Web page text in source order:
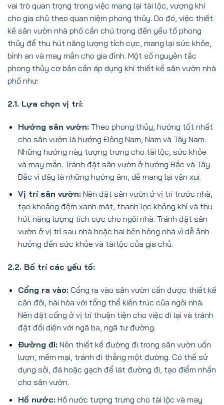
vai trò quan trọng trong việc mang lại tài lộc, vượng khí
cho gia chủ theo quan niệm phong thủy. Do đó, việc thiết
kế sân vườn nhà phố cần chú trọng đến yếu tố phong
thủy để thu hút năng lượng tích cực, mang lại sức khỏe,
bình an và may mắn cho gia đình. Một số nguyên tắc
phong thủy cơ bản cần áp dụng khi thiết kế sân vườn nhà
phố như:
2.1. Lựa chọn vị trí:
Hướng sân vườn:Theo phong thủy, hướng tốt nhất
cho sân vườn là hướng Đông Nam, Nam và Tây Nam.
Những hướng này tượng trưng cho tài lộc, sức khỏe
và may mắn. Tránh đặt sân vườn ở hướng Bắc và Tây
Bắc vì đây là những hướng âm, dễ mang lại vận xui.
Vị trí sân vườn:Nên đặt sân vườn ở vị trí trước nhà,
tạo khoảng đệm xanh mát, thanh lọc không khí và thu
hút năng lượng tích cực cho ngôi nhà. Tránh đặt sân
vườn ở vị trí sau nhà hoặc hai bên hông nhà vì dễ ảnh
hưởng đến sức khỏe và tài lộc của gia chủ.
2.2. Bố trí các yếu tố:
Cổng ra vào:Cổng ra vào sân vườn cần được thiết kế
cân đối, hài hòa với tổng thể kiến trúc của ngôi nhà.
Nên đặt cổng ở vị trí thuận tiện cho việc đi lại và tránh
đặt đối diện với ngã ba, ngã tư đường.
Đường đi:Nên thiết kế đường đi trong sân vườn uốn
lượn, mềm mại, tránh đi thẳng một đường. Có thể sử
dụng sỏi, đá hoặc gạch để lát đường đi, tạo điểm nhấn
cho sân vườn.
Hồ nước:Hồ nước tượng trưng cho tài lộc và may